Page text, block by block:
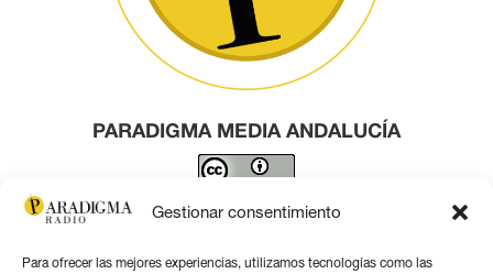
Gestionar consentimiento
Para ofrecer las mejores experiencias, utilizamos tecnologías como las
PARADIGMA MEDIA ANDALUCÍA
Este obra está bajo una licencia de Creative Commons